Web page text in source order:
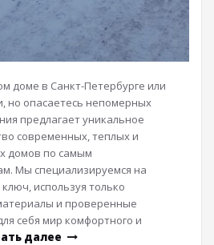
доме в Санкт-Петербурге или
но опасаетесь непомерных
предлагает уникальное
современных, теплых и
домов по самым
Мы специализируемся на
используя только
и проверенные
себя мир комфортного и
далее